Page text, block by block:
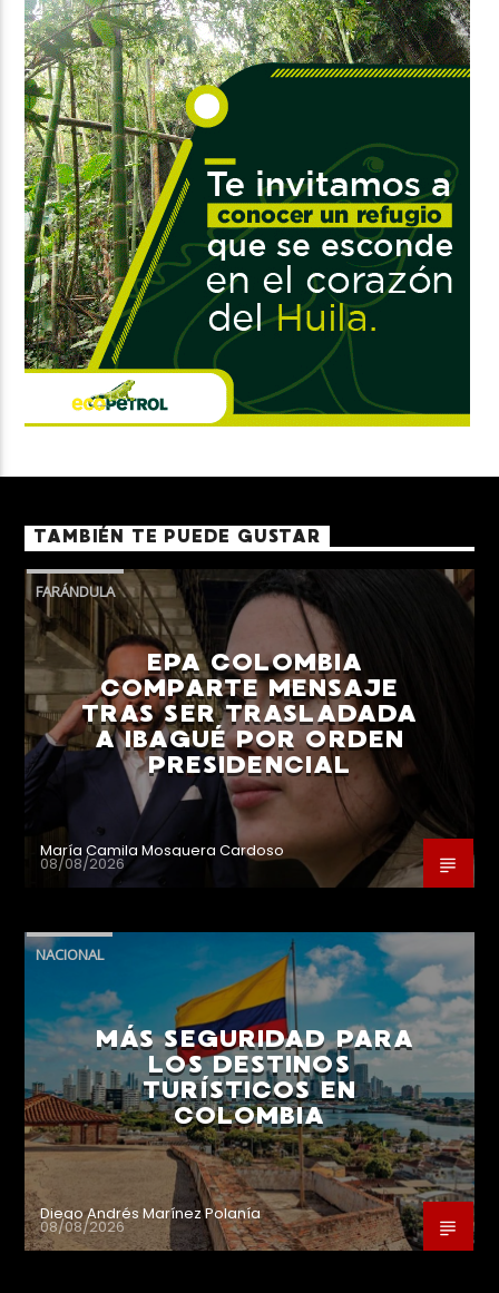
TAMBIÉN TE PUEDE GUSTAR
FARÁNDULA
EPA COLOMBIA
COMPARTE MENSAJE
TRAS SER TRASLADADA
A IBAGUÉ POR ORDEN
PRESIDENCIAL
María Camila Mosquera Cardoso
08/08/2026
NACIONAL
MÁS SEGURIDAD PARA
LOS DESTINOS
TURÍSTICOS EN
COLOMBIA
Diego Andrés Marínez Polanía
08/08/2026